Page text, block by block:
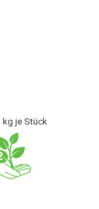
kg je Stück